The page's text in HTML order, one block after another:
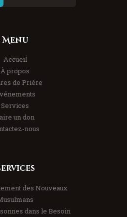
Menu
Accueil
À propos
de Prière
Services
un don
nous
des Nouveaux
dans le Besoin